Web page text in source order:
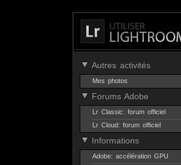
Autres activités
Mes photos
Forums Adobe
Lr Classic: forum officiel
Lr Cloud: forum officiel
Informations
Adobe: accélération GPU